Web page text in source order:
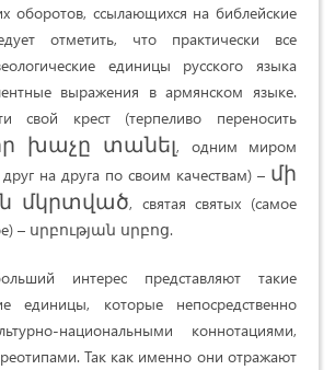
оборотов, ссылающихся на библейские
отметить, что практически все
единицы русского языка
выражения в армянском языке.
свой крест (терпеливо переносить
խաչը տանել, одним миром
на друга по своим качествам) – մի
մկրտված, святая святых (самое
– սրբության սրբոց.
интерес представляют такие
единицы, которые непосредственно
национальными коннотациями,
Так как именно они отражают